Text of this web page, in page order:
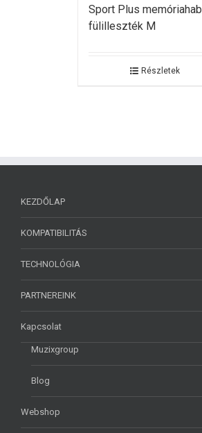
Sport Plus memóriahab
fülilleszték M
Részletek
KEZDŐLAP
KOMPATIBILITÁS
TECHNOLÓGIA
PARTNEREINK
Kapcsolat
Muzixgroup
Blog
Webshop